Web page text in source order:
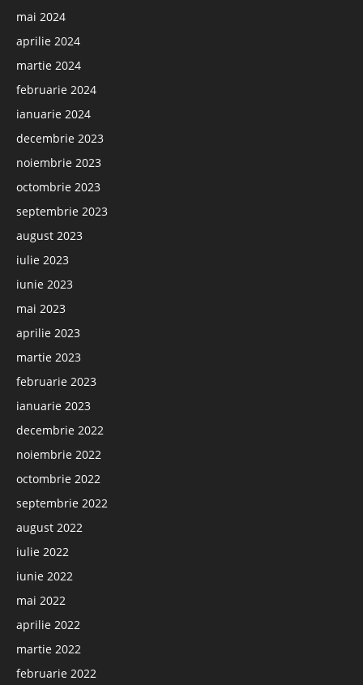
mai 2024
aprilie 2024
martie 2024
februarie 2024
ianuarie 2024
decembrie 2023
noiembrie 2023
octombrie 2023
septembrie 2023
august 2023
iulie 2023
iunie 2023
mai 2023
aprilie 2023
martie 2023
februarie 2023
ianuarie 2023
decembrie 2022
noiembrie 2022
octombrie 2022
septembrie 2022
august 2022
iulie 2022
iunie 2022
mai 2022
aprilie 2022
martie 2022
februarie 2022